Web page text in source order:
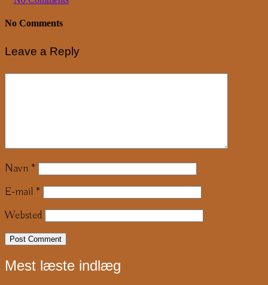
No Comments
Leave a Reply
Navn *
E-mail *
Websted
Mest læste indlæg